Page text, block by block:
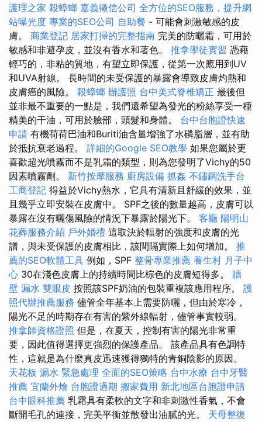
護理之家 殺蟑螂 嘉義徵信公司 全方位的SEO服務，提升網
站曝光度 專業的SEO公司 自助餐 - 可能會刺激敏感的皮
膚。 商業登記 居家打掃的完整指南 完美的防曬霜，可用於
敏感和非避孕皮，並沒有香水和著色。 推拿學徒實習 憑藉
輕巧的，非粘的質地，有望立即保護，從第一次應用到UV
和UVA射線。 長時間的未受保護的暴露會導致皮膚灼熱和
皮膚癌的風險。 殺蟑螂 辦護照 台中美式脊椎矯正 最後但
並非最不重要的一點是，我們還希望為發光的粉絲享受一種
精美的干油，可用於臉部，頭髮和身體。 台中台胞證快速
申請 有機荷荷巴油和Buriti油含量增強了水磷脂層，並有助
於抵抗衰老過程。 詳細的Google SEO教學 如果您屬於更
喜歡超光噴霧而不是乳霜的類型，則為您發明了Vichy的50
因素噴霧劑。 新竹按摩服務 廚房設備 抓姦 不鏽鋼洗手台
工商登記 得益於Vichy熱水，它具有清新且舒緩的效果，並
且幾乎立即安裝在皮膚中。 SPF之後的數量越高，皮膚可以
暴露在沒有曬傷風險的情況下暴露於陽光下。 客廳 陽明山
花葬服務介紹 戶外婚禮 這取決於輻射的強度和皮膚的光
譜，與未受保護的皮膚相比，該間隔實際上如何增加。 推
薦的SEO軟體工具 例如，SPF 整骨專業推薦 養生村 月子中
心 30在淺色皮膚上的持續時間比棕色的皮膚短得多。 牆
壁 漏水 雙眼皮 按照該SPF奶油的包裝重複該應用程序。 護
照代辦推薦服務 儘管全年基本上需要防曬，但由於寒冷，
陽光不足的時期存在有害的紫外線輻射，儘管事實較弱。
推拿師資格證照 但是，在夏天，控制有害的陽光非常重
要，因此值得選擇更強烈的保護產品。 該產品具有色調特
性，這就是為什麼真皮迅速獲得獨特的青銅陰影的原因。
天花板 漏水 緊急處理 全面的SEO策略 台中水療 台中牙醫
推薦 宜蘭外燴 台胞證過期 搬家費用 新北地區台胞證申請
台中眼科推薦 乳霜具有柔軟的文字和非刺激性香氣，不會
斷開毛孔的連接，完美平衡並散發出油膩的光。 天母整復